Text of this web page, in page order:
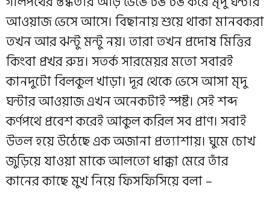
আওয়াজ ভেসে আসে। বিছানায় শুয়ে থাকা মানবকরা
তখন আর ঝন্টু মন্টু নয়। তারা তখন প্রদোষ মিত্তির
কিংবা প্রখর রুদ্র। সতর্ক সারমেয়র মতো সবারই
কানদুটো বিলকুল খাড়া। দূর থেকে ভেসে আসা মৃদু
ঘন্টার আওয়াজ এখন অনেকটাই স্পষ্ট। সেই শব্দ
কর্ণপথে প্রবেশ করেই আকুল করিল সব প্রাণ। সবাই
উতল হয়ে উঠেছে এক অজানা প্রত্যাশায়। ঘুমে চোখ
জুড়িয়ে যাওয়া মাকে আলতো ধাক্কা মেরে তাঁর
কানের কাছে মুখ নিয়ে ফিসফিসিয়ে বলা –